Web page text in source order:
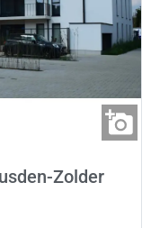
Zolder